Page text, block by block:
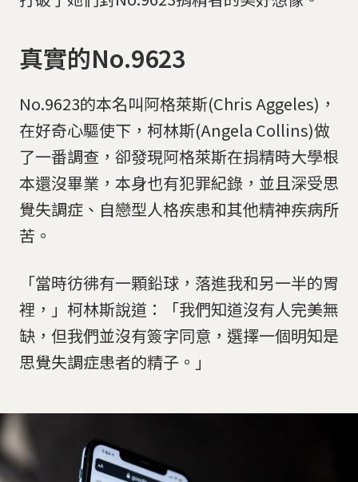
真實的No.9623
No.9623的本名叫阿格萊斯(Chris Aggeles)，
在好奇心驅使下，柯林斯(Angela Collins)做
了一番調查，卻發現阿格萊斯在捐精時大學根
本還沒畢業，本身也有犯罪紀錄，並且深受思
覺失調症、自戀型人格疾患和其他精神疾病所
苦。
「當時彷彿有一顆鉛球，落進我和另一半的胃
裡，」柯林斯說道：「我們知道沒有人完美無
缺，但我們並沒有簽字同意，選擇一個明知是
思覺失調症患者的精子。」